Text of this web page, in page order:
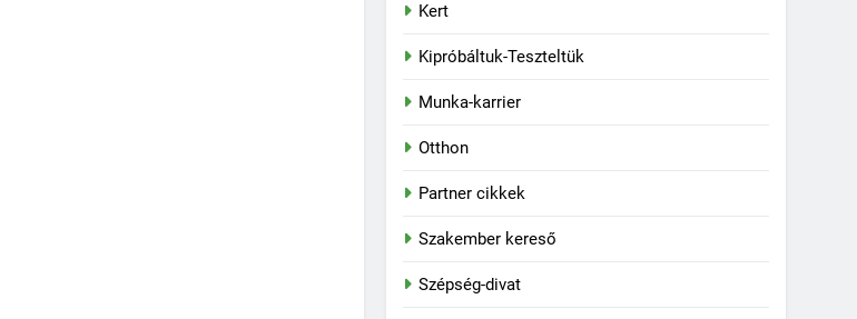
Kert
Kipróbáltuk-Teszteltük
Munka-karrier
Otthon
Partner cikkek
Szakember kereső
Szépség-divat